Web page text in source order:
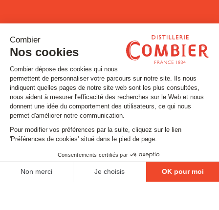
Restons connectés !
Inscrivez-vous à notre newsletter
Email
SUIVEZ-NOUS